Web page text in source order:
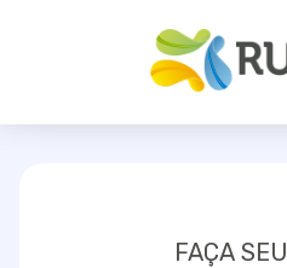
FAÇA SEU